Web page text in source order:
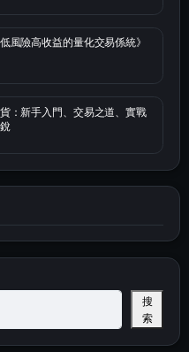
風險高收益的量化交易係統》
：新手入門、交易之道、實戰
搜
索